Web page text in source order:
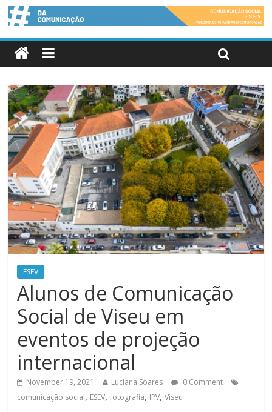
ESEV
Alunos de Comunicação
Social de Viseu em
eventos de projeção
internacional
November 19, 2021 Luciana Soares
0 Comment
comunicação social, ESEV,fotografia, IPV,Viseu